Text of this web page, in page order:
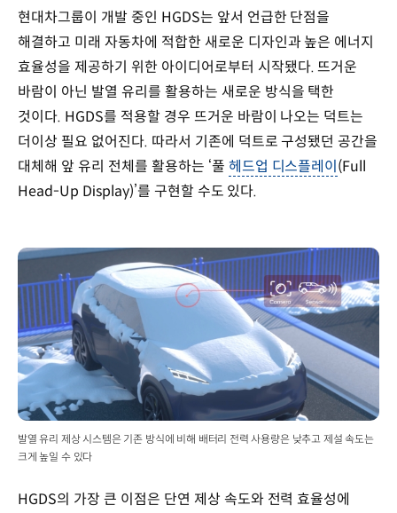
현대차그룹이 개발 중인 HGDS는 앞서 언급한 단점을
해결하고 미래 자동차에 적합한 새로운 디자인과 높은 에너지
효율성을 제공하기 위한 아이디어로부터 시작됐다. 뜨거운
바람이 아닌 발열 유리를 활용하는 새로운 방식을 택한
것이다. HGDS를 적용할 경우 뜨거운 바람이 나오는 덕트는
더이상 필요 없어진다. 따라서 기존에 덕트로 구성됐던 공간을
대체해 앞 유리 전체를 활용하는 ‘풀 헤드업 디스플레이 (Full
Head-Up Display)’를 구현할 수도 있다.
발열 유리 제상 시스템은 기존 방식에 비해 배터리 전력 사용량은 낮추고 제설 속도는
크게 높일 수 있다
HGDS의 가장 큰 이점은 단연 제상 속도와 전력 효율성에